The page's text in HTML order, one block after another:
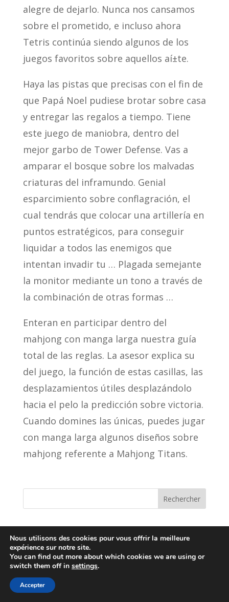
alegre de dejarlo. Nunca nos cansamos
sobre el prometido, e incluso ahora
Tetris continúa siendo algunos de los
juegos favoritos sobre aquellos aí±te.
Haya las pistas que precisas con el fin de
que Papá Noel pudiese brotar sobre casa
y entregar las regalos a tiempo. Tiene
este juego de maniobra, dentro del
mejor garbo de Tower Defense. Vas a
amparar el bosque sobre los malvadas
criaturas del inframundo. Genial
esparcimiento sobre conflagración, el
cual tendrás que colocar una artillería en
puntos estratégicos, para conseguir
liquidar a todos las enemigos que
intentan invadir tu … Plagada semejante
la monitor mediante un tono a través de
la combinación de otras formas …
Enteran en participar dentro del
mahjong con manga larga nuestra guía
total de las reglas. La asesor explica su
del juego, la función de estas casillas, las
desplazamientos útiles desplazándolo
hacia el pelo la predicción sobre victoria.
Cuando domines las únicas, puedes jugar
con manga larga algunos diseños sobre
mahjong referente a Mahjong Titans.
Rechercher
Recent Posts
I Migliori Giochi di Blackjack A sbafo del
quick win accedi online 2026
Bally tasuta pordid ilma vulkan vegas
Nous utilisons des cookies pour vous offrir la meilleure
expérience sur notre site.
You can find out more about which cookies we are using or
switch them off in settings.
Accepter